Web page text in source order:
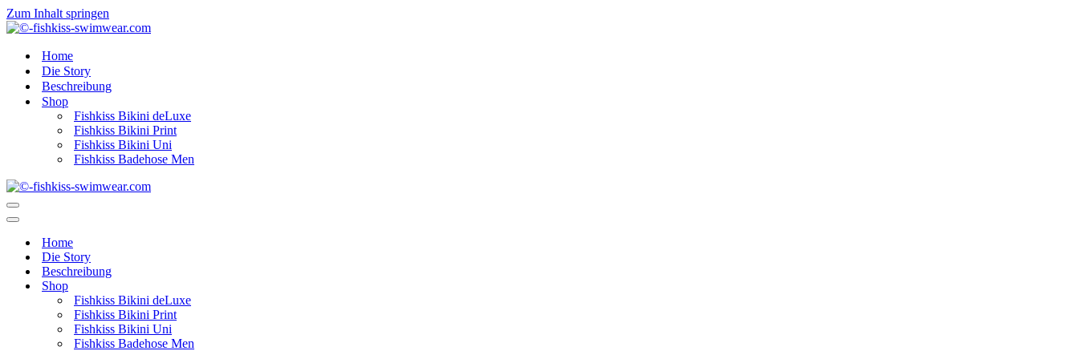
Zum Inhalt springen
Home
Die Story
Beschreibung
Shop
Fishkiss Bikini deLuxe
Fishkiss Bikini Print
Fishkiss Bikini Uni
Fishkiss Badehose Men
Navigationsmenü
Navigationsmenü
Home
Die Story
Beschreibung
Shop
Fishkiss Bikini deLuxe
Fishkiss Bikini Print
Fishkiss Bikini Uni
Fishkiss Badehose Men